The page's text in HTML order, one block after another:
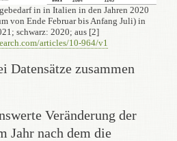
in in Italien in den Jahren 2020
von Ende Februar bis Anfang Juli) in
schwarz: 2020; aus [2]
articles/10-964/v1
Datensätze zusammen
Veränderung der
Jahr nach dem die